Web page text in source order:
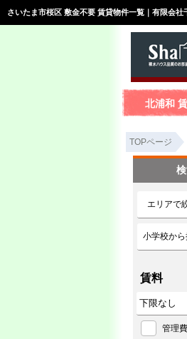
さいたま市桜区 敷金不要 賃貸物件一覧｜有限会社
北浦和
TOPページ
エリアで
小学校か
賃料
管理